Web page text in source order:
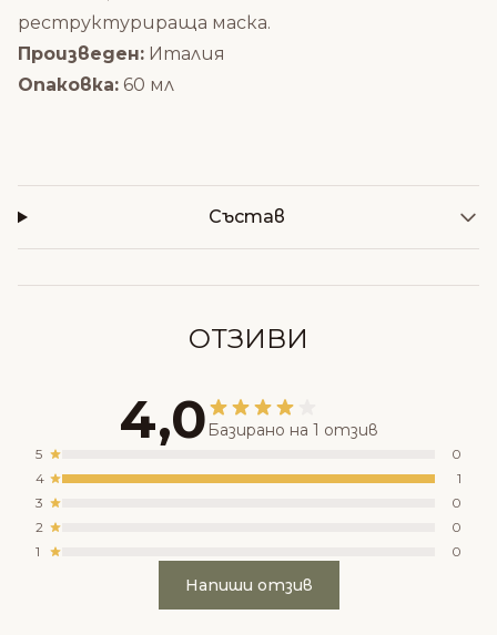
реструктурираща маска.
Произведен: Италия
Опаковка: 60 мл
Състав
ОТЗИВИ
4,0 Базирано на 1 отзив
5
0
4
1
3
0
2
0
1
0
Напиши отзив